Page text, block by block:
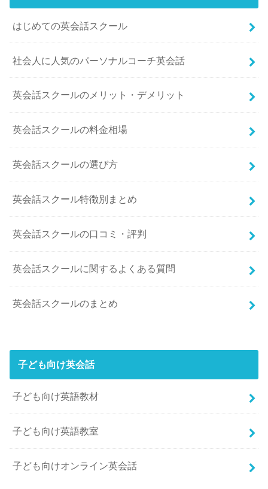
はじめての英会話スクール
社会人に人気のパーソナルコーチ英会話
英会話スクールのメリット・デメリット
英会話スクールの料金相場
英会話スクールの選び方
英会話スクール特徴別まとめ
英会話スクールの口コミ・評判
英会話スクールに関するよくある質問
英会話スクールのまとめ
子ども向け英会話
子ども向け英語教材
子ども向け英語教室
子ども向けオンライン英会話